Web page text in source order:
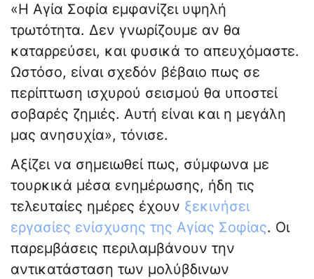
«Η Αγία Σοφία εμφανίζει υψηλή
τρωτότητα. Δεν γνωρίζουμε αν θα
καταρρεύσει, και φυσικά το απευχόμαστε.
Ωστόσο, είναι σχεδόν βέβαιο πως σε
περίπτωση ισχυρού σεισμού θα υποστεί
σοβαρές ζημιές. Αυτή είναι και η μεγάλη
μας ανησυχία», τόνισε.
Αξίζει να σημειωθεί πως, σύμφωνα με
τουρκικά μέσα ενημέρωσης, ήδη τις
τελευταίες ημέρες έχουν ξεκινήσει
εργασίες ενίσχυσης της Αγίας Σοφίας. Οι
παρεμβάσεις περιλαμβάνουν την
αντικατάσταση των μολύβδινων